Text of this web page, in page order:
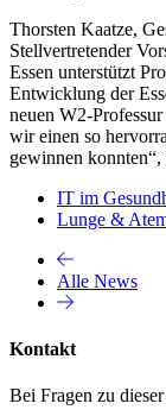
Thorsten Kaatze,
Stellvertretender
Essen unterstützt
Entwicklung der
neuen W2-
wir einen so
gewinnen konnten“,
IT im
Lunge &
Alle News
Kontakt
Bei Fragen zu